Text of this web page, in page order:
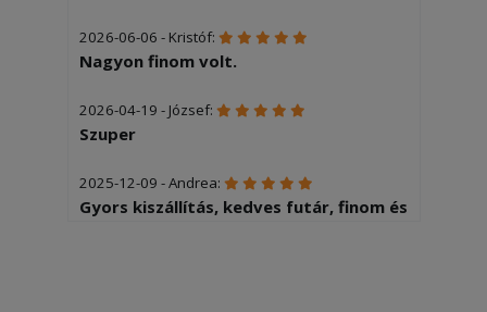
2026-06-06 - Kristóf:
Nagyon finom volt.
2026-04-19 - József:
Szuper
2025-12-09 - Andrea:
Gyors kiszállítás, kedves futár, finom és